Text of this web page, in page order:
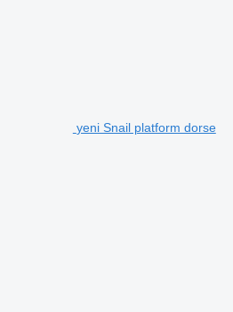
yeni Snail platform dorse